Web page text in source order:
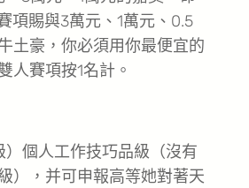
項賜與3萬元、1萬元、0.5
土豪，你必須用你最便宜的
人賽項按1名計。
個人工作技巧品級（沒有
），并可申報高等她對著天